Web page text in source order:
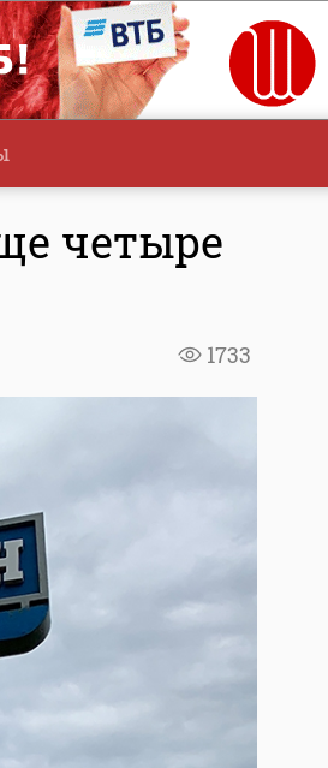
четыре
1733